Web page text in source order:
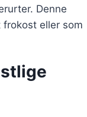
Denne
eller som